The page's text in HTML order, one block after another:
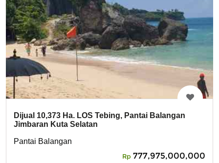
Dijual 10,373 Ha. LOS Tebing, Pantai Balangan
Jimbaran Kuta Selatan
Pantai Balangan
Rp 777,975,000,000